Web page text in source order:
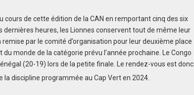
cours de cette édition de la CAN en remportant cinq des six
heures, les Lionnes conservent tout de même leur
par le comité d’organisation pour leur deuxième place
monde de la catégorie prévu l’année prochaine. Le Congo
(20-19) lors de la petite finale. Le rendez-vous est donc
la discipline programmée au Cap Vert en 2024.